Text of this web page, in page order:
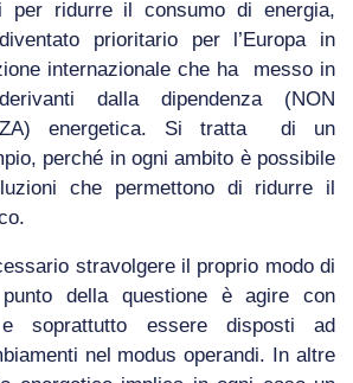
per ridurre il consumo di energia,
prioritario per l’Europa in
internazionale che ha messo in
dalla dipendenza (NON
energetica. Si tratta di un
perché in ogni ambito è possibile
che permettono di ridurre il
stravolgere il proprio modo di
della questione è agire con
e soprattutto essere disposti ad
nel modus operandi. In altre